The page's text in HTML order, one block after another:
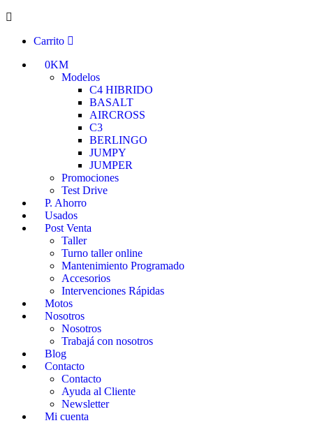
Carrito
0KM
Modelos
C4 HIBRIDO
BASALT
AIRCROSS
C3
BERLINGO
JUMPY
JUMPER
Promociones
Test Drive
P. Ahorro
Usados
Post Venta
Taller
Turno taller online
Mantenimiento Programado
Accesorios
Intervenciones Rápidas
Motos
Nosotros
Nosotros
Trabajá con nosotros
Blog
Contacto
Contacto
Ayuda al Cliente
Newsletter
Mi cuenta